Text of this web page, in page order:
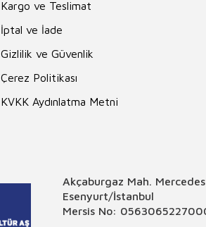
Kargo ve Teslimat
İptal ve İade
Gizlilik ve Güvenlik
Çerez Politikası
KVKK Aydınlatma Metni
Akçaburgaz Mah.
Esenyurt/İstanbul
Mersis No: